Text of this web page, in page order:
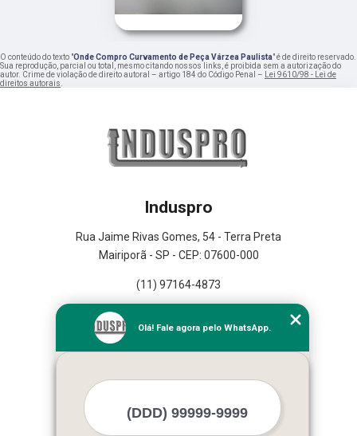
O conteúdo do texto "Onde Compro Curvamento de Peça Várzea Paulista" é de direito reservado.
Sua reprodução, parcial ou total, mesmo citando nossos links, é proibida sem a autorização do
autor. Crime de violação de direito autoral – artigo 184 do Código Penal – Lei 9610/98 - Lei de
direitos autorais.
Induspro
Rua Jaime Rivas Gomes, 54 - Terra Preta
Mairiporã - SP - CEP: 07600-000
(11) 97164-4873
Empresa
Missão
Mapa do site
Mais Serviços
Olá! Fale agora pelo WhatsApp.